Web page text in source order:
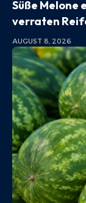
Süße Melone
verraten
AUGUST 8, 2026